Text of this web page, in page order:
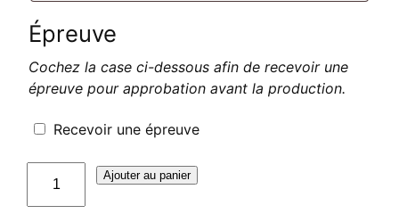
Épreuve
Cochez la case ci-dessous afin de recevoir une
épreuve pour approbation avant la production.
Recevoir une épreuve
Ajouter au panier